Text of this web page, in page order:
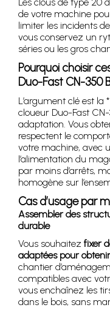
de votre machine
limiter les incidents
vous conservez un
séries ou les gros
Pourquoi choisir
Duo-Fast CN-350
L’argument clé est
cloueur Duo-Fast
adaptation. Vous
respectent le
votre machine, avec
l’alimentation du
par moins d’arrêts,
homogène sur
Cas d’usage par
Assembler des
durable
Vous souhaitez fixer
adaptées pour
chantier
compatibles avec
vous enchaînez les
dans le bois, sans